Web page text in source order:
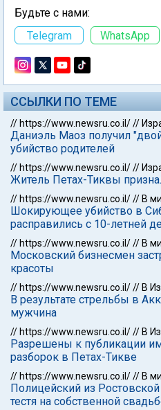
Будьте с нами:
Telegram
WhatsApp
ССЫЛКИ ПО ТЕМЕ
// https://www.newsru.co.il///
Даниэль Маоз получил
убийство родителей
// https://www.newsru.co.il///
Житель Петах-Тиквы
// https://www.newsru.co.il/// В
Шокирующее убийство в
расправились с 10-летней
// https://www.newsru.co.il/// В
Московский бизнесмен
красоты
// https://www.newsru.co.il/// В
В результате стрельбы в
мужчина
// https://www.newsru.co.il/// В
Разрешены к публикации
разборок в Петах-Тикве
// https://www.newsru.co.il/// В
Полицейский из
тестя на собственной